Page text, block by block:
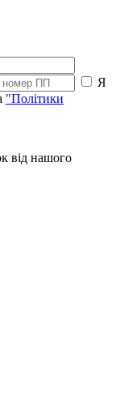
Я
"Політики
від нашого